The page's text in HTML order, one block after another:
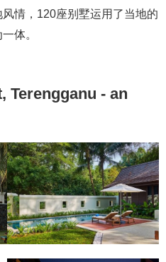
情，120座别墅运用了当地的
体。
Terengganu - an